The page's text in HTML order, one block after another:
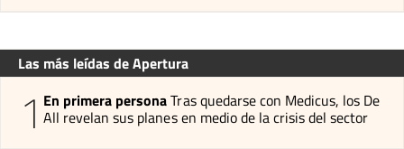
Las más leídas de Apertura
1 En primera personaTras quedarse con Medicus, los De
All revelan sus planes en medio de la crisis del sector